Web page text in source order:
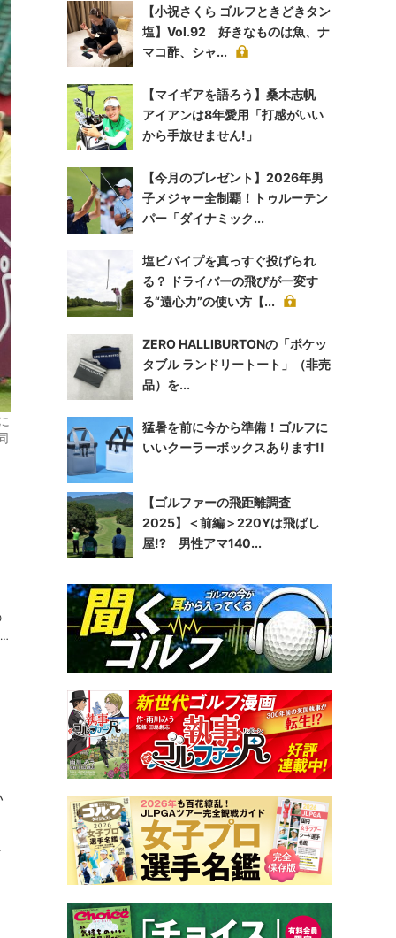
【小祝さくら ゴルフときどきタン
塩】Vol.92 好きなものは魚、ナ
マコ酢、シャ...
【マイギアを語ろう】桑木志帆
アイアンは8年愛用「打感がいい
から手放せません!」
【今月のプレゼント】2026年男
子メジャー全制覇！トゥルーテン
パー「ダイナミック...
塩ビパイプを真っすぐ投げられ
る？ ドライバーの飛びが一変す
る“遠心力”の使い方【...
ZERO HALLIBURTONの「ポケッ
タブル ランドリートート」（非売
品）を...
猛暑を前に今から準備！ゴルフに
いいクーラーボックスあります!!
【ゴルファーの飛距離調査
2025】＜前編＞220Yは飛ばし
屋!? 男性アマ140...